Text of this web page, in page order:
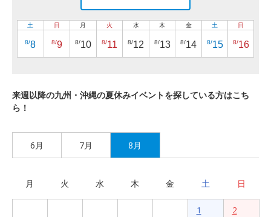
土
8/8
日
8/9
月
8/10
火
8/11
水
8/12
木
8/13
金
8/14
土
8/15
日
8/16
来週以降の九州・沖縄の夏休みイベントを探している方はこち
ら！
6月 7月 8月
月 火 水 木 金 土 日
1 2